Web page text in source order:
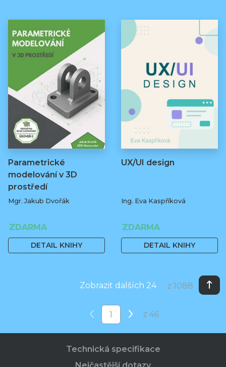
Parametrické
modelování v 3D
prostředí
Mgr. Jakub Dvořák
ZDARMA
DETAIL KNIHY
UX/UI design
Ing. Eva Kaspříková
ZDARMA
DETAIL KNIHY
Zobrazit dalších 24 z 1088
z 46
Technická specifikace
Nejčastější dotazy